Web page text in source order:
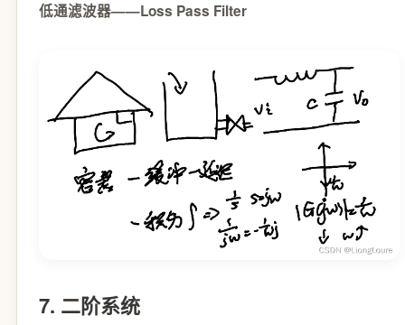
低通滤波器——Loss Pass Filter
7. 二阶系统